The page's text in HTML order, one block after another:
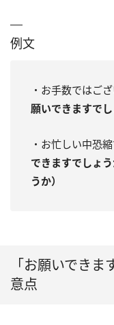
例文
・お手数ではご
願いできますで
・お忙しい中恐
できますでしょ
うか）
「お願いでき
意点